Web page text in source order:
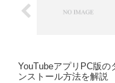
YouTubeアプリPC版の
ンストール方法を解説